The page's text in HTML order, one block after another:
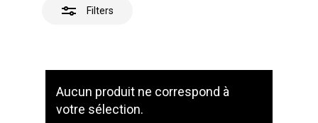
Filters
Aucun produit ne correspond à
votre sélection.